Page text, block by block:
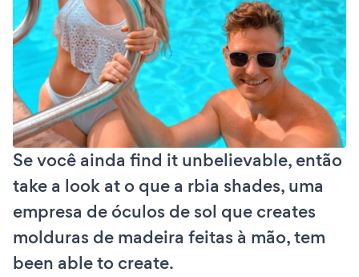
Se você ainda find it unbelievable, então
take a look at o que a rbia shades, uma
empresa de óculos de sol que creates
molduras de madeira feitas à mão, tem
been able to create.